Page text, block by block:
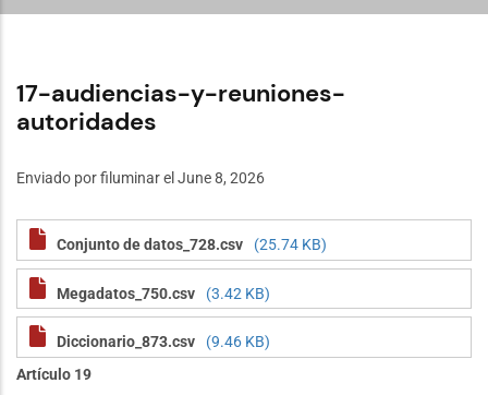
17-audiencias-y-reuniones-
autoridades
Enviado porfiluminarel June 8, 2026
Conjunto de datos_728.csv (25.74 KB)
Megadatos_750.csv (3.42 KB)
Diccionario_873.csv
(9.46 KB)
Artículo 19